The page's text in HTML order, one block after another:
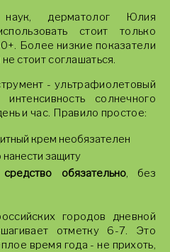
наук, дерматолог Юлия
стоит только
Более низкие показатели
стоит соглашаться.
- ультрафиолетовый
солнечного
и час. Правило простое:
крем необязателен
защиту
средство обязательно, без
городов дневной
отметку 6-7. Это
время года - не прихоть,